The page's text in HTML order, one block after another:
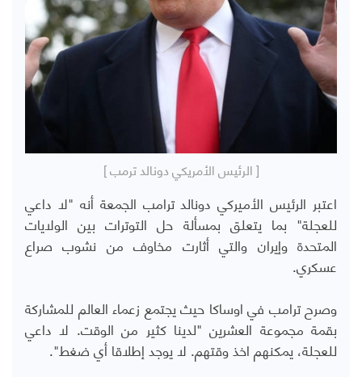
[ الرئيس الأمريكي دونالد ترمب ]
اعتبر الرئيس الأميركي دونالد ترامب الجمعة أنه "لا داعي
للعجلة" بما يتعلق بمسألة حل التوترات بين الولايات
المتحدة وإيران والتي أثارت مخاوف من نشوب صراع
عسكري.
وصرح ترامب في اوساكا حيث يجتمع زعماء العالم للمشاركة
بقمة مجموعة العشرين "لدينا كثير من الوقت. لا داعي
للعجلة، يمكنهم اخذ وقتهم. لا يوجد إطلاقا أي ضغط".